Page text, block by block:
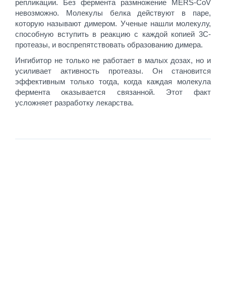
репликации. Без фермента размножение MERS-CoV
невозможно. Молекулы белка действуют в паре,
которую называют димером. Ученые нашли молекулу,
способную вступить в реакцию с каждой копией 3C-
протеазы, и воспрепятствовать образованию димера.
Ингибитор не только не работает в малых дозах, но и
усиливает активность протеазы. Он становится
эффективным только тогда, когда каждая молекула
фермента оказывается связанной. Этот факт
усложняет разработку лекарства.